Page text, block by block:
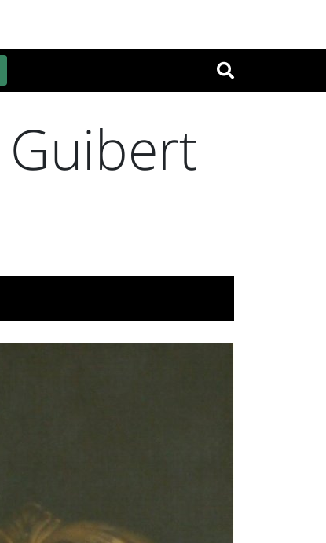
OK